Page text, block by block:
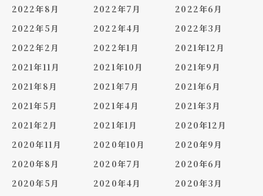
2022年8月
2022年7月
2022年6月
2022年5月
2022年4月
2022年3月
2022年2月
2022年1月
2021年12月
2021年11月
2021年10月
2021年9月
2021年8月
2021年7月
2021年6月
2021年5月
2021年4月
2021年3月
2021年2月
2021年1月
2020年12月
2020年11月
2020年10月
2020年9月
2020年8月
2020年7月
2020年6月
2020年5月
2020年4月
2020年3月